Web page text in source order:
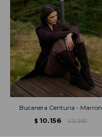
Bucanera Centuria - Marron
$ 10.156 $ 12.390